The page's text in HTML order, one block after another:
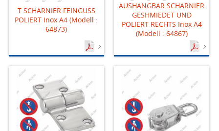
T SCHARNIER FEINGUSS
POLIERT Inox A4 (Modell :
64873)
AUSHANGBAR SCHARNIER
GESHMIEDET UND
POLIERT RECHTS Inox A4
(Modell : 64867)